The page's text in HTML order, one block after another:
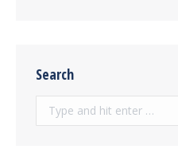
Search
Search: